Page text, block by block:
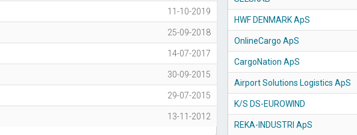
11-10-2019
25-09-2018
14-07-2017
30-09-2015
29-07-2015
13-11-2012
HWF DENMARK ApS
OnlineCargo ApS
CargoNation ApS
Airport Solutions Logistics ApS
K/S DS-EUROWIND
REKA-INDUSTRI ApS